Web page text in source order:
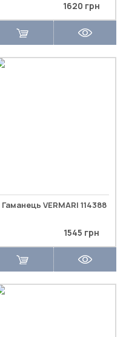
1620 грн
Гаманець VERMARI 114388
1545 грн